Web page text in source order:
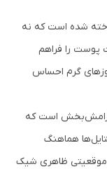
شده است که نه
پوست را فراهم
گرم احساس
است که
هماهنگ
ظاهری شیک